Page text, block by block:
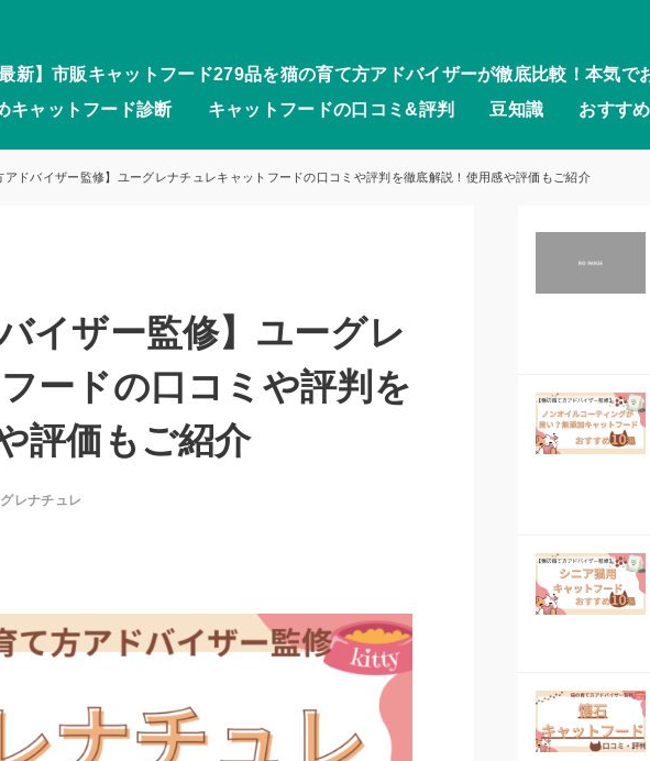
最新】市販キャットフード279品を猫の育て方アドバイザーが徹底比較！本気
キャットフード診断
キャットフードの口コミ&評判 豆知識 おすす
アドバイザー監修】ユーグレナチュレキャットフードの口コミや評判を徹底解説！使用感や評価もご紹介
イザー監修】ユーグレ
ードの口コミや評判を
評価もご紹介
レナチュレ